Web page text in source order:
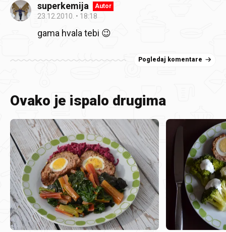
superkemija Autor
23.12.2010. 18:18
gama hvala tebi 😉
Pogledaj komentare
Ovako je ispalo drugima